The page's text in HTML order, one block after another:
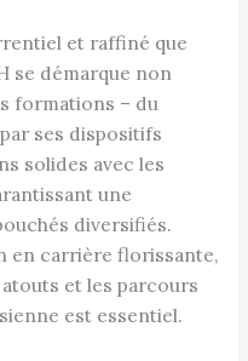
et raffiné que
se démarque non
formations – du
ses dispositifs
solides avec les
une
diversifiés.
en carrière florissante,
et les parcours
est essentiel.